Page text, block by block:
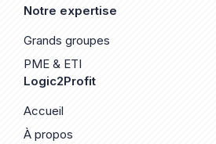
Notre expertise
Grands groupes
PME & ETI
Logic2Profit
Accueil
À propos